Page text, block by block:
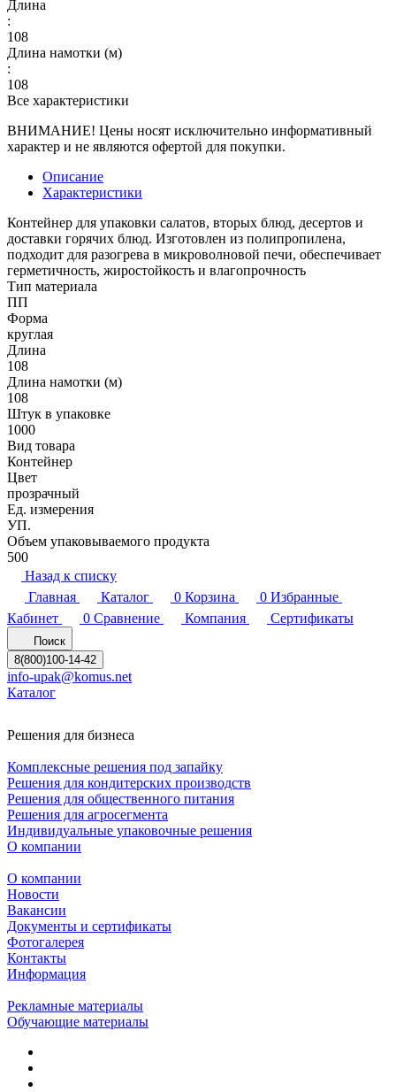
Длина
:
108
Длина намотки (м)
:
108
Все характеристики
ВНИМАНИЕ! Цены носят исключительно информативный
характер и не являются офертой для покупки.
Описание
Характеристики
Контейнер для упаковки салатов, вторых блюд, десертов и
доставки горячих блюд. Изготовлен из полипропилена,
подходит для разогрева в микроволновой печи, обеспечивает
герметичность, жиростойкость и влагопрочность
Тип материала
ПП
Форма
круглая
Длина
108
Длина намотки (м)
108
Штук в упаковке
1000
Вид товара
Контейнер
Цвет
прозрачный
Ед. измерения
УП.
Объем упаковываемого продукта
500
Назад к списку
Главная
Каталог 0 Корзина 0 Избранные
Кабинет
0 Сравнение Компания Сертификаты
Поиск
8(800)100-14-42
info-upak@komus.net
Каталог
Решения для бизнеса
Комплексные решения под запайку
Решения для кондитерских производств
Решения для общественного питания
Решения для агросегмента
Индивидуальные упаковочные решения
О компании
О компании
Новости
Вакансии
Документы и сертификаты
Фотогалерея
Контакты
Информация
Рекламные материалы
Обучающие материалы